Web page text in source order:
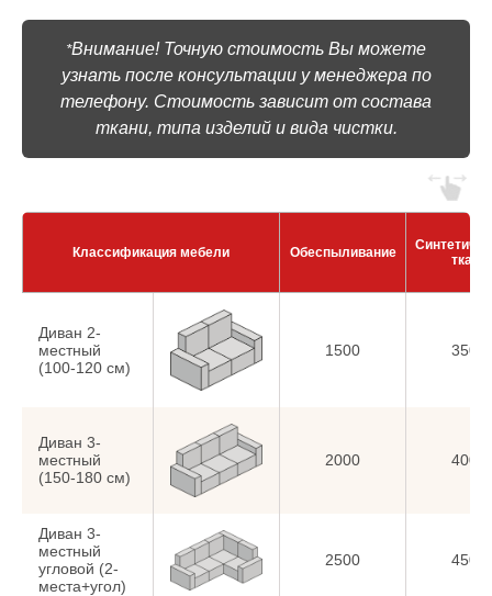
*Внимание! Точную стоимость Вы можете
узнать после консультации у менеджера по
телефону. Стоимость зависит от состава
ткани, типа изделий и вида чистки.
Классификация мебели Обеспыливание
ткани
Диван 2-
местный
(100-120 см)
1500 3500
Диван 3-
местный
(150-180 см)
2000 4000
Диван 3-
местный
угловой (2-
места+угол)
2500 4500